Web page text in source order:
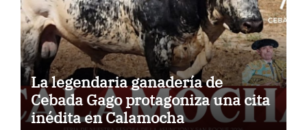
La legendaria ganadería de
Cebada Gago protagoniza una cita
inédita en Calamocha